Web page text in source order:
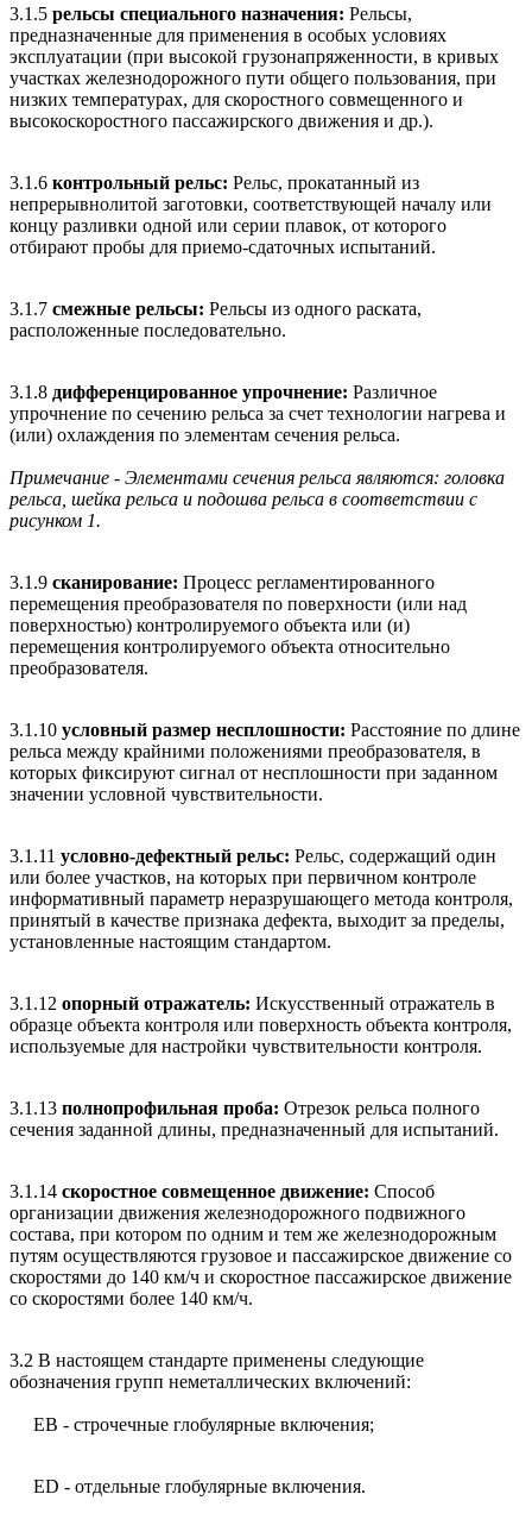
3.1.5 рельсы специального назначения: Рельсы,
предназначенные для применения в особых условиях
эксплуатации (при высокой грузонапряженности, в кривых
участках железнодорожного пути общего пользования, при
низких температурах, для скоростного совмещенного и
высокоскоростного пассажирского движения и др.).
3.1.6 контрольный рельс: Рельс, прокатанный из
непрерывнолитой заготовки, соответствующей началу или
концу разливки одной или серии плавок, от которого
отбирают пробы для приемо-сдаточных испытаний.
3.1.7 смежные рельсы: Рельсы из одного раската,
расположенные последовательно.
3.1.8 дифференцированное упрочнение: Различное
упрочнение по сечению рельса за счет технологии нагрева и
(или) охлаждения по элементам сечения рельса.
Примечание - Элементами сечения рельса являются: головка
рельса, шейка рельса и подошва рельса в соответствии с
рисунком 1.
3.1.9 сканирование: Процесс регламентированного
перемещения преобразователя по поверхности (или над
поверхностью) контролируемого объекта или (и)
перемещения контролируемого объекта относительно
преобразователя.
3.1.10 условный размер несплошности: Расстояние по длине
рельса между крайними положениями преобразователя, в
которых фиксируют сигнал от несплошности при заданном
значении условной чувствительности.
3.1.11 условно-дефектный рельс: Рельс, содержащий один
или более участков, на которых при первичном контроле
информативный параметр неразрушающего метода контроля,
принятый в качестве признака дефекта, выходит за пределы,
установленные настоящим стандартом.
3.1.12 опорный отражатель: Искусственный отражатель в
образце объекта контроля или поверхность объекта контроля,
используемые для настройки чувствительности контроля.
3.1.13 полнопрофильная проба: Отрезок рельса полного
сечения заданной длины, предназначенный для испытаний.
3.1.14 скоростное совмещенное движение: Способ
организации движения железнодорожного подвижного
состава, при котором по одним и тем же железнодорожным
путям осуществляются грузовое и пассажирское движение со
скоростями до 140 км/ч и скоростное пассажирское движение
со скоростями более 140 км/ч.
3.2 В настоящем стандарте применены следующие
обозначения групп неметаллических включений:
ЕВ - строчечные глобулярные включения;
ED - отдельные глобулярные включения.